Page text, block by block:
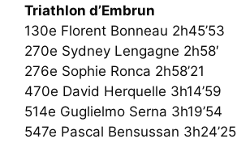
Triathlon d’Embrun
130e Florent Bonneau 2h45’53
270e Sydney Lengagne 2h58′
276e Sophie Ronca 2h58’21
470e David Herquelle 3h14’59
514e Guglielmo Serna 3h19’54
547e Pascal Bensussan 3h24’25